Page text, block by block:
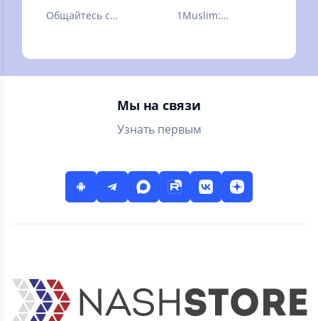
Общайтесь с
всегда онлайн!
1Muslim:
Кибла, Рамадан
виджет и
Мы на связи
Узнать первым